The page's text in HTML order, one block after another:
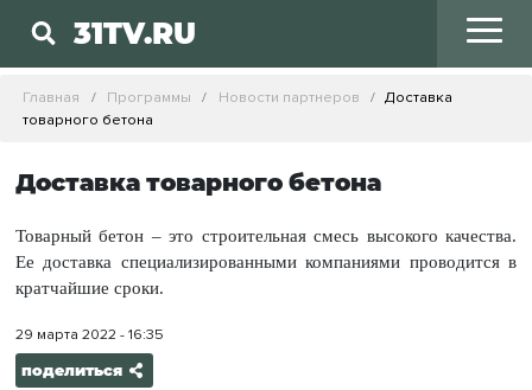
31TV.RU
Главная Программы Новости партнеров
Доставка
товарного бетона
Доставка товарного бетона
Товарный бетон – это строительная смесь высокого качества.
Ее доставка специализированными компаниями проводится в
кратчайшие сроки.
29 марта 2022 - 16:35
поделиться